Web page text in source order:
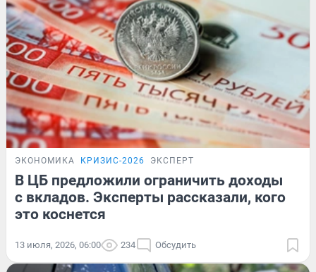
ЭКОНОМИКА КРИЗИС-2026 ЭКСПЕРТ
В ЦБ предложили ограничить доходы
с вкладов. Эксперты рассказали, кого
это коснется
13 июля, 2026, 06:00 234 Обсудить